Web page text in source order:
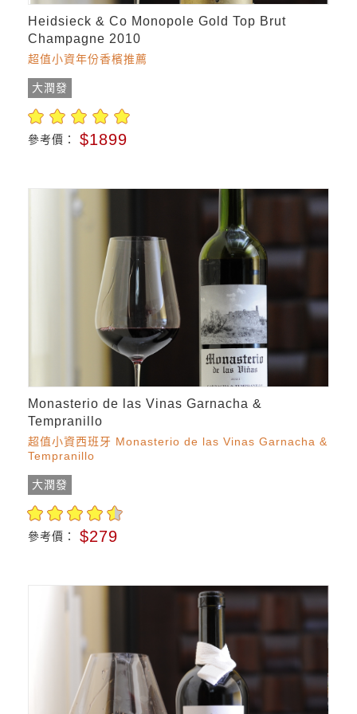
Heidsieck & Co Monopole Gold Top Brut
Champagne 2010
超值小資年份香檳推薦
大潤發
參考價： $1899
Monasterio de las Vinas Garnacha &
Tempranillo
超值小資西班牙 Monasterio de las Vinas Garnacha &
Tempranillo
大潤發
參考價： $279